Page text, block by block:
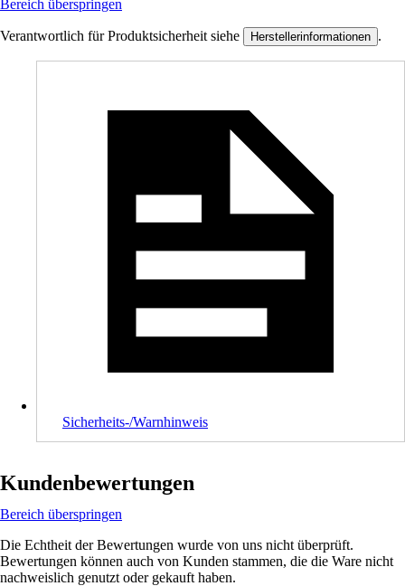
Bereich überspringen
Verantwortlich für Produktsicherheit siehe Herstellerinformationen .
Sicherheits-/Warnhinweis
Kundenbewertungen
Bereich überspringen
Die Echtheit der Bewertungen wurde von uns nicht überprüft.
Bewertungen können auch von Kunden stammen, die die Ware nicht
nachweislich genutzt oder gekauft haben.